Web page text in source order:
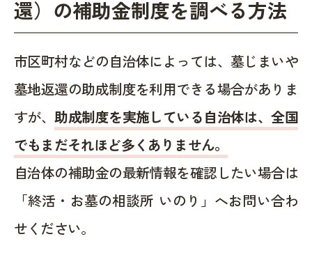
還）の補助金制度を調べる方法
市区町村などの自治体によっては、墓じまいや
墓地返還の助成制度を利用できる場合がありま
すが、助成制度を実施している自治体は、全国
でもまだそれほど多くありません。
自治体の補助金の最新情報を確認したい場合は
「終活・お墓の相談所 いのり」へお問い合わ
せください。